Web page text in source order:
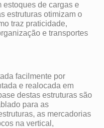
de cargas e
estruturas otimizam o
traz praticidade,
e transportes
facilmente por
e realocada em
destas estruturas são
para as
as mercadorias
na vertical,